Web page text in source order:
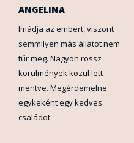
ANGELINA
Imádja az embert, viszont
semmilyen más állatot nem
tűr meg. Nagyon rossz
körülmények közül lett
mentve. Megérdemelne
egykeként egy kedves
családot.